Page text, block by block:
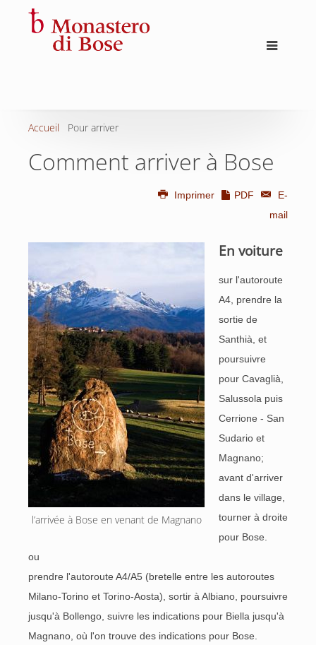
Accueil Pour arriver
Comment arriver à Bose
Imprimer PDF
E-
mail
l’arrivée à Bose en venant de Magnano
En voiture
sur l'autoroute
A4, prendre la
sortie de
Santhià, et
poursuivre
pour Cavaglià,
Salussola puis
Cerrione - San
Sudario et
Magnano;
avant d'arriver
dans le village,
tourner à droite
pour Bose.
ou
prendre l'autoroute A4/A5 (bretelle entre les autoroutes
Milano-Torino et Torino-Aosta), sortir à Albiano, poursuivre
jusqu'à Bollengo, suivre les indications pour Biella jusqu'à
Magnano, où l'on trouve des indications pour Bose.